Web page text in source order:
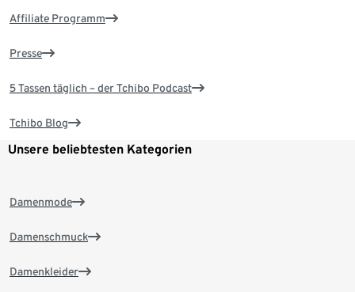
Affiliate Programm
Presse
5 Tassen täglich – der Tchibo Podcast
Tchibo Blog
Unsere beliebtesten Kategorien
Damenmode
Damenschmuck
Damenkleider